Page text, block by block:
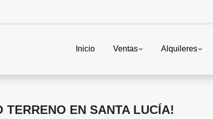
Inicio Ventas Alquileres
TERRENO EN SANTA LUCÍA!